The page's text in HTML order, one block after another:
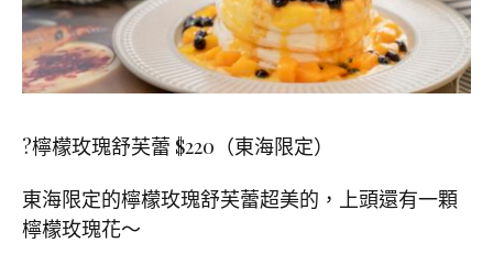
?檸檬玫瑰舒芙蕾 $220 （東海限定）
東海限定的檸檬玫瑰舒芙蕾超美的，上頭還有一顆
檸檬玫瑰花～